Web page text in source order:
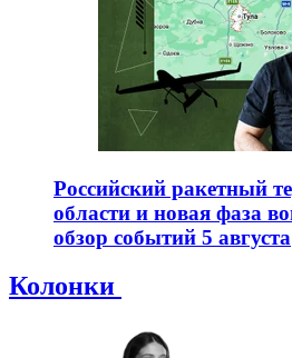
Российский ракетный
области и новая фаза
обзор событий 5 августа
Колонки